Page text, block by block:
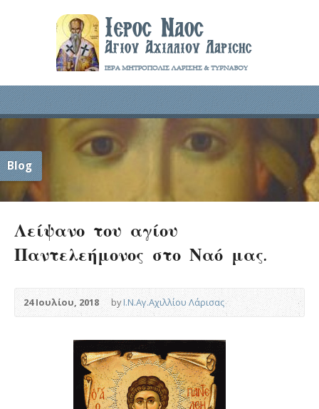
Blog
Λείψανο του αγίου
Παντελεήμονος στο Ναό μας.
24 Ιουλίου, 2018 byΙ.Ν.Αγ.Αχιλλίου Λάρισας